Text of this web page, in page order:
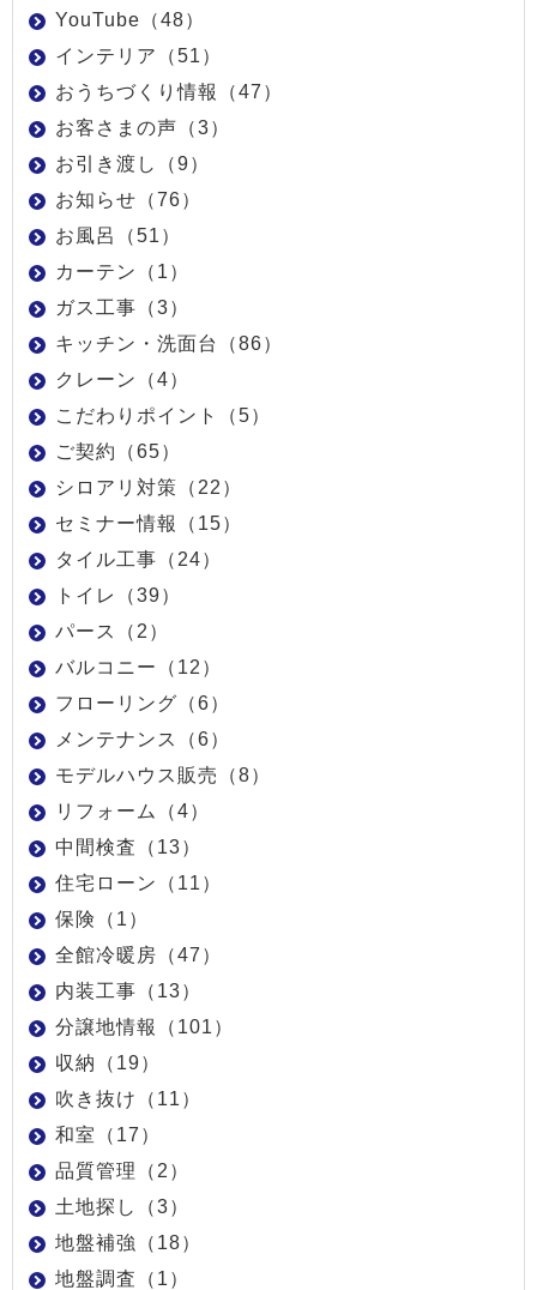
YouTube（48）
インテリア（51）
おうちづくり情報（47）
お客さまの声（3）
お引き渡し（9）
お知らせ（76）
お風呂（51）
カーテン（1）
ガス工事（3）
キッチン・洗面台（86）
クレーン（4）
こだわりポイント（5）
ご契約（65）
シロアリ対策（22）
セミナー情報（15）
タイル工事（24）
トイレ（39）
パース（2）
バルコニー（12）
フローリング（6）
メンテナンス（6）
モデルハウス販売（8）
リフォーム（4）
中間検査（13）
住宅ローン（11）
保険（1）
全館冷暖房（47）
内装工事（13）
分譲地情報（101）
収納（19）
吹き抜け（11）
和室（17）
品質管理（2）
土地探し（3）
地盤補強（18）
地盤調査（1）